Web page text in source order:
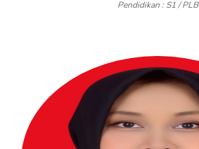
Pendidikan : S1 / PLB